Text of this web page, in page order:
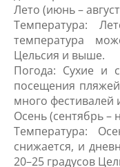
Лето (июнь –
Температура:
температура
Цельсия и выше.
Погода: Сухие и
посещения
много фестивалей
Осень (сентябрь –
Температура:
снижается, и
20–25 градусов